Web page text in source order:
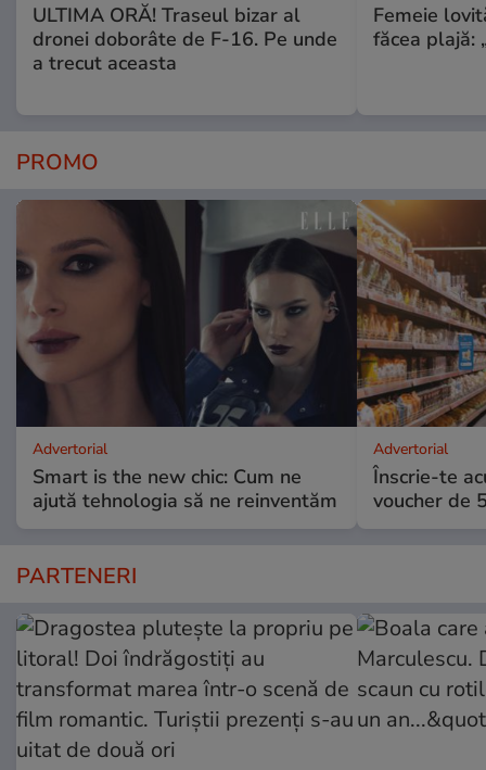
ULTIMA ORĂ! Traseul bizar al
dronei doborâte de F-16. Pe unde
a trecut aceasta
Femeie
făcea plajă:
PROMO
Advertorial
Smart is the new chic: Cum ne
ajută tehnologia să ne reinventăm
Advertorial
Înscrie-te
voucher de
PARTENERI